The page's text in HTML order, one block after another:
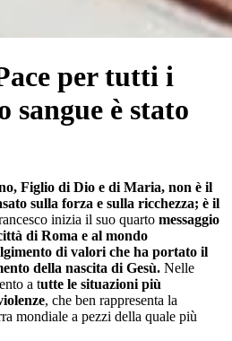
per tutti i
sangue è stato
Figlio di Dio e di Maria, non è il
sulla forza e sulla ricchezza; è il
inizia il suo quarto messaggio
di Roma e al mondo
di valori che ha portato il
della nascita di Gesù. Nelle
a tutte le situazioni più
, che ben rappresenta la
mondiale a pezzi della quale più